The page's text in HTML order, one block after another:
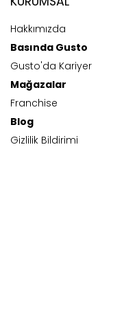
Hakkımızda
Basında Gusto
Gusto'da Kariyer
Mağazalar
Franchise
Blog
Gizlilik Bildirimi